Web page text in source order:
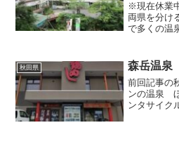
※現在休業
両県を分け
で多くの温
るのは峠の
です。現在
秋田県 森岳温泉
前回記事の
ンの温泉
ンタサイク